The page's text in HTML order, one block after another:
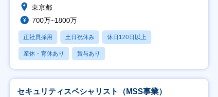
東京都
700万~1800万
正社員採用 土日祝休み 休日120日以上
産休・育休あり 賞与あり
セキュリティスペシャリスト（MSS事業）